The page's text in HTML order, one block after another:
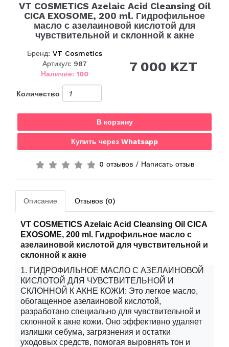
VT COSMETICS Azelaic Acid Cleansing Oil
CICA EXOSOME, 200 ml. Гидрофильное
масло с азелаиновой кислотой для
чувствительной и склонной к акне
Бренд: VT Cosmetics
Артикул: 987
Наличие: 100
7 000 KZT
Количество
В корзину
Купить через Whatsapp
0 отзывов/ Написать отзыв
Описание Отзывов (0)
VT COSMETICS Azelaic Acid Cleansing Oil CICA
EXOSOME, 200 ml. Гидрофильное масло с
азелаиновой кислотой для чувствительной и
склонной к акне
1. ГИДРОФИЛЬНОЕ МАСЛО С АЗЕЛАИНОВОЙ
КИСЛОТОЙ ДЛЯ ЧУВСТВИТЕЛЬНОЙ И
СКЛОННОЙ К АКНЕ КОЖИ: Это легкое масло,
обогащенное азелаиновой кислотой,
разработано специально для чувствительной и
склонной к акне кожи. Оно эффективно удаляет
излишки себума, загрязнения и остатки
уходовых средств, помогая выровнять тон и